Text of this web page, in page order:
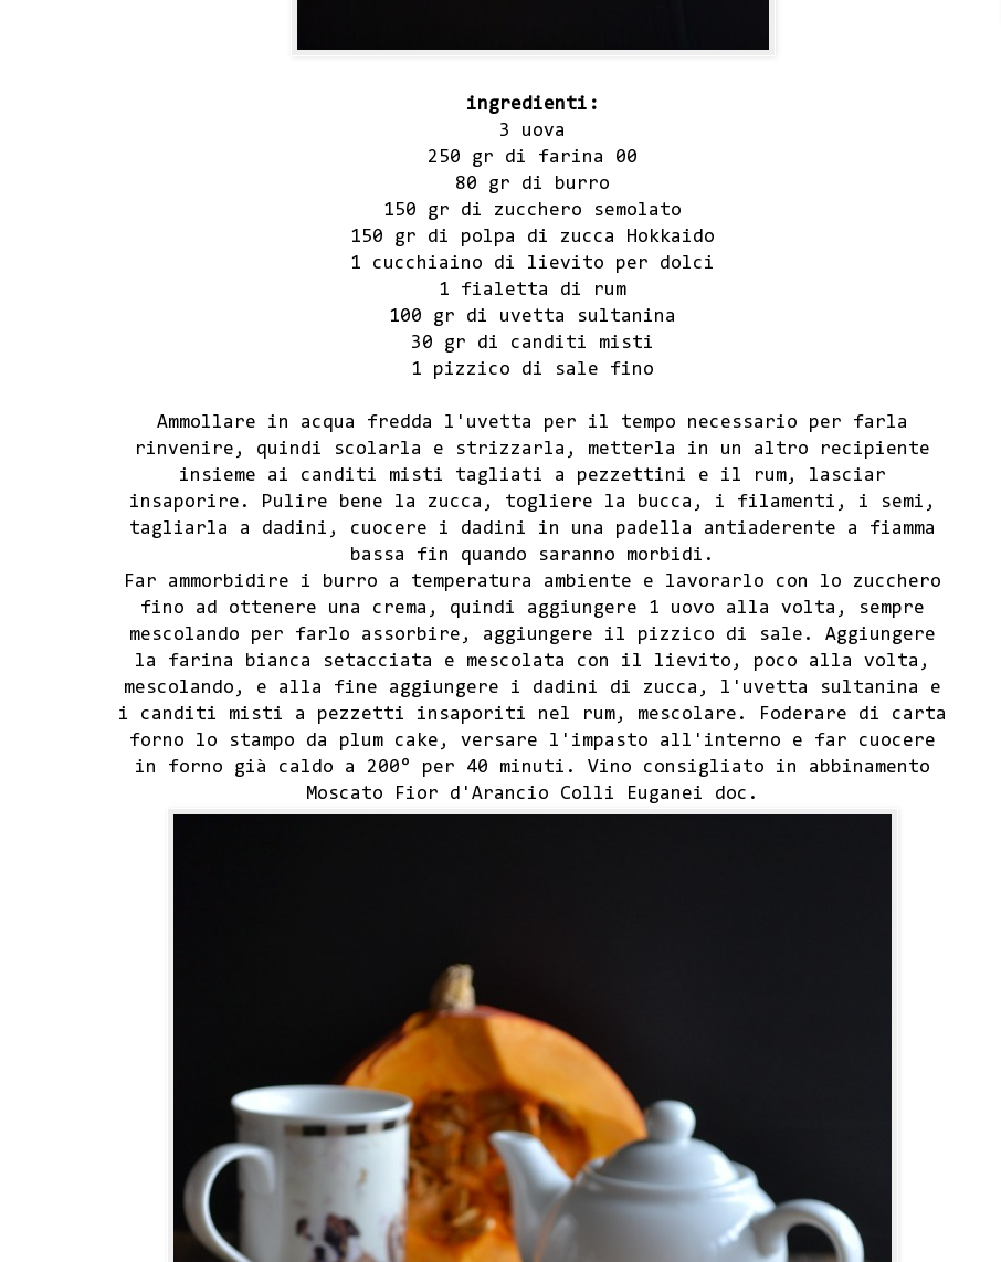
ingredienti:
3 uova
250 gr di farina 00
80 gr di burro
150 gr di zucchero semolato
150 gr di polpa di zucca Hokkaido
1 cucchiaino di lievito per dolci
1 fialetta di rum
100 gr di uvetta sultanina
30 gr di canditi misti
1 pizzico di sale fino
Ammollare in acqua fredda l'uvetta per il tempo necessario per farla
rinvenire, quindi scolarla e strizzarla, metterla in un altro recipiente
insieme ai canditi misti tagliati a pezzettini e il rum, lasciar
insaporire. Pulire bene la zucca, togliere la bucca, i filamenti, i semi,
tagliarla a dadini, cuocere i dadini in una padella antiaderente a fiamma
bassa fin quando saranno morbidi.
Far ammorbidire i burro a temperatura ambiente e lavorarlo con lo zucchero
fino ad ottenere una crema, quindi aggiungere 1 uovo alla volta, sempre
mescolando per farlo assorbire, aggiungere il pizzico di sale. Aggiungere
la farina bianca setacciata e mescolata con il lievito, poco alla volta,
mescolando, e alla fine aggiungere i dadini di zucca, l'uvetta sultanina e
i canditi misti a pezzetti insaporiti nel rum, mescolare. Foderare di carta
forno lo stampo da plum cake, versare l'impasto all'interno e far cuocere
in forno già caldo a 200° per 40 minuti. Vino consigliato in abbinamento
Moscato Fior d'Arancio Colli Euganei doc.